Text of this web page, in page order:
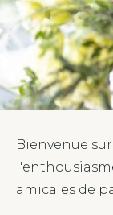
Bienvenue
amicales de